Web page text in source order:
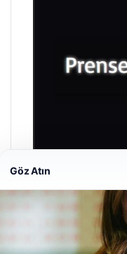
Prenses Night Club
Göz Atın